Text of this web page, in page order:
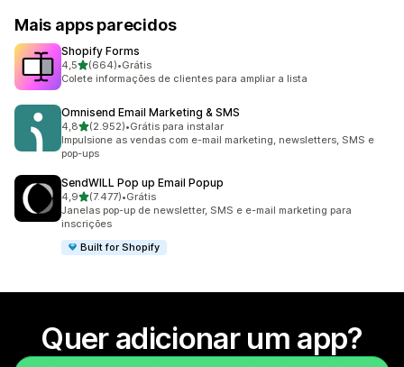
Mais apps parecidos
Shopify Forms
4,5de 5 estrelas
(664)
664 avaliações ao todo
•Grátis
Colete informações de clientes para ampliar a lista
Omnisend Email Marketing & SMS
4,8de 5 estrelas
(2.952)
2952 avaliações ao todo
•Grátis para instalar
Impulsione as vendas com e-mail marketing, newsletters, SMS e
pop-ups
SendWILL Pop up Email Popup
4,9de 5 estrelas
(7.477)
7477 avaliações ao todo
•Grátis
Janelas pop-up de newsletter, SMS e e-mail marketing para
inscrições
Built for Shopify
Quer adicionar um app?